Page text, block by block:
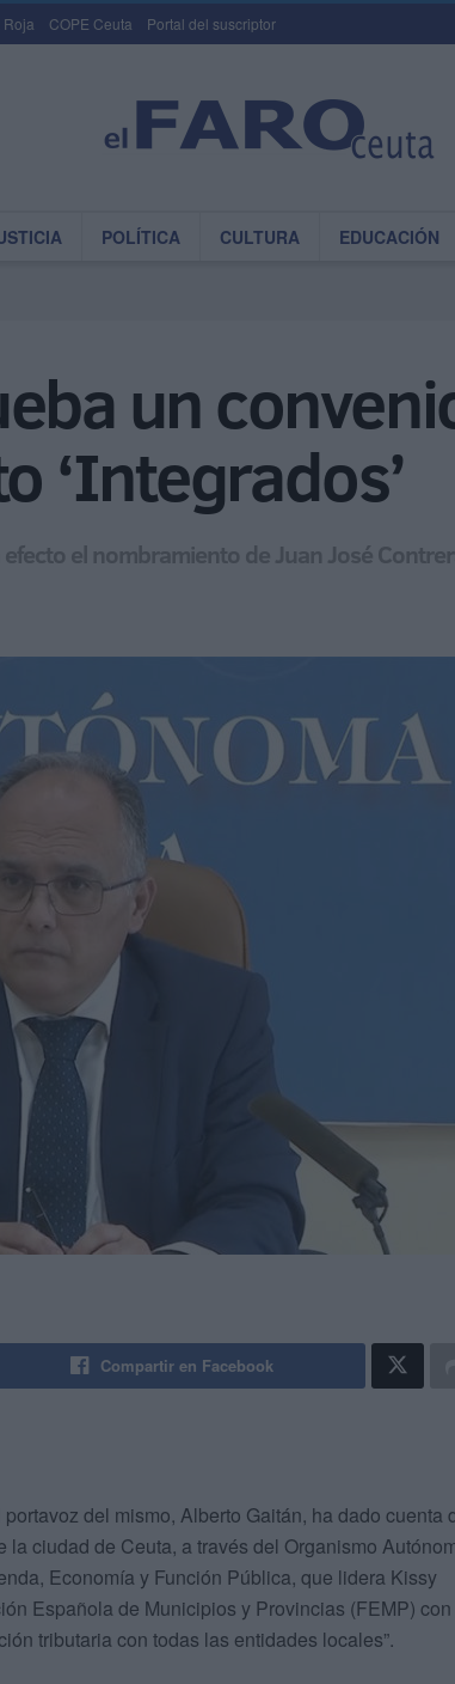
Roja COPE Ceuta Portal del suscriptor
POLÍTICA CULTURA EDUCACIÓN
un
‘Integrados’
el nombramiento de Juan José
Compartir en Facebook
del mismo, Alberto Gaitán, ha dado cuenta
ciudad de Ceuta, a través del Organismo
Economía y Función Pública, que lidera Kissy
Española de Municipios y Provincias (FEMP)
tributaria con todas las entidades locales”.